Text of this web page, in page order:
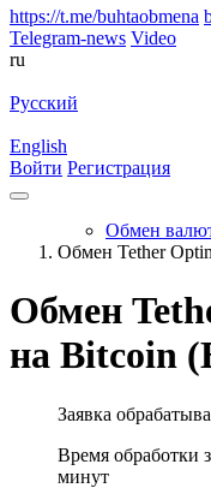
https://t.me/buhtaobmena
Telegram-news Video
ru
Русский
English
Войти Регистрация
Обмен
Обмен Tether
Обмен
на Bitcoin
Заявка
Время обработки
минут